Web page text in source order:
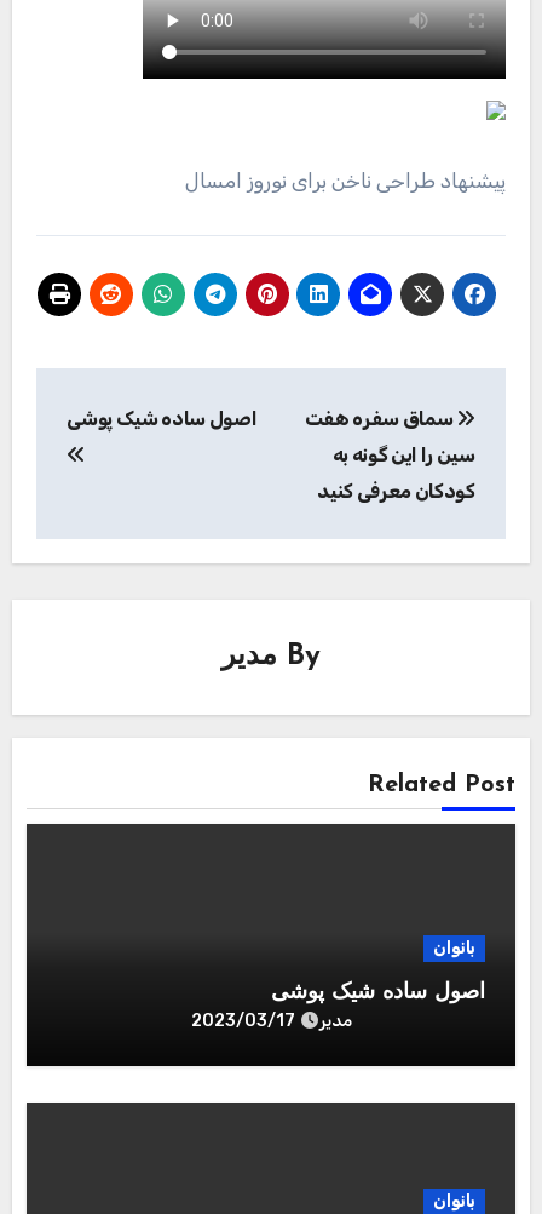
پیشنهاد طراحی ناخن برای نوروز امسال
نوشته
سماق سفره هفت
سین را این گونه به
کودکان معرفی کنید
اصول ساده شیک پوشی
By مدیر
Related Post
بانوان
اصول ساده شیک پوشی
مدیر 2023/03/17
بانوان